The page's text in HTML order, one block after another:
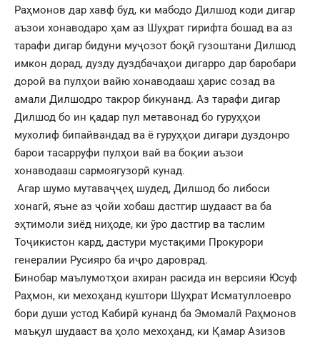
Раҳмонов дар хавф буд, ки мабодо Дилшод коди дигар
аъзои хонаводаро ҳам аз Шуҳрат гирифта бошад ва аз
тарафи дигар бидуни муҷозот боқӣ гузоштани Дилшод
имкон дорад, дузду дуздбачаҳои дигарро дар баробари
дороӣ ва пулҳои вайю хонаводааш ҳарис созад ва
амали Дилшодро такрор бикунанд. Аз тарафи дигар
Дилшод бо ин қадар пул метавонад бо гуруҳҳои
мухолиф бипайвандад ва ё гуруҳҳои дигари дуздонро
барои тасарруфи пулҳои вай ва боқии аъзои
хонаводааш сармоягузорӣ кунад.
Агар шумо мутаваҷҷеҳ шудед, Дилшод бо либоси
хонагӣ, яъне аз ҷойи хобаш дастгир шудааст ва ба
эҳтимоли зиёд ниҳоде, ки ӯро дастгир ва таслим
Тоҷикистон кард, дастури мустақими Прокурори
генералии Русияро ба иҷро дароврад.
Бинобар маълумотҳои ахиран расида ин версияи Юсуф
Раҳмон, ки мехоҳанд куштори Шуҳрат Исматуллоевро
бори души устод Кабирӣ кунанд ба Эмомалӣ Раҳмонов
маъқул шудааст ва ҳоло мехоҳанд, ки Қамар Азизов